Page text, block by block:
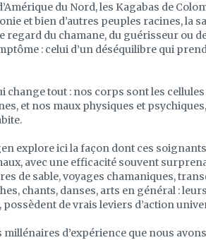
du Nord, les Kagabas de
et bien d’autres peuples racines, la
regard du chamane, du guérisseur ou
: celui d’un déséquilibre qui
change tout : nos corps sont les
et nos maux physiques et
explore ici la façon dont ces
avec une efficacité sou­vent
de sable, voyages chamaniques,
chants, danses, arts en général :
de vrais le­viers d’action
millénaires d’expérience que nous